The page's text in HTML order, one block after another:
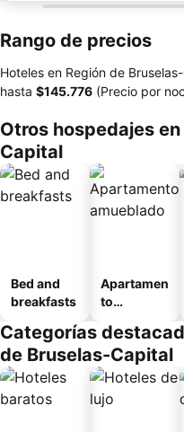
Rango de precios
Hoteles en Región de
hasta ‎$145.776 (Precio por
Otros hospedajes
Capital
Bed and
breakfasts
Apartamen
to
o
Categorías
de Bruselas-Capital